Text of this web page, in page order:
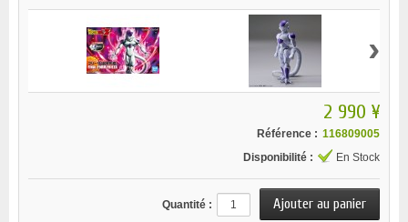
›
2 990 ¥
Référence : 116809005
Disponibilité :
En Stock
Quantité :